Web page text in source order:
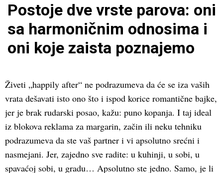
Postoje dve vrste parova: oni
sa harmoničnim odnosima i
oni koje zaista poznajemo
Živeti „happily after“ ne podrazumeva da će se iza vaših
vrata dešavati isto ono što i ispod korice romantične bajke,
jer je brak rudarski posao, kažu: puno kopanja. I taj ideal
iz blokova reklama za margarin, začin ili neku tehniku
podrazumeva da ste vaš partner i vi apsolutno srećni i
nasmejani. Jer, zajedno sve radite: u kuhinji, u sobi, u
spavaćoj sobi, u gradu… Apsolutno ste jedno. Samo, je li